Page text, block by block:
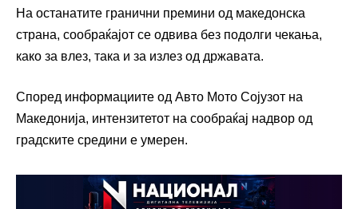
На останатите гранични премини од македонска
страна, сообраќајот се одвива без подолги чекања,
како за влез, така и за излез од државата.
Според информациите од Авто Мото Сојузот на
Македонија, интензитетот на сообраќај надвор од
градските средини е умерен.